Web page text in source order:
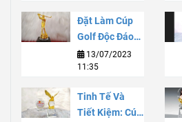
Để thi công thêm giá trị và ý nghĩa cho
Thao
Đặt Làm Cúp
Golf Độc Đáo
Và Đẳng Cấp
Với Dịch Vụ
Lượng Cao
13/07/2023
11:35
Tinh Tế Và
Tiết Kiệm: Cúp